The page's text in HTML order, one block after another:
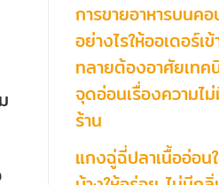
การขายอาหารบนคอ
อย่างไรให้ออเดอร์เ
ทลายต้องอาศัยเท
จุดอ่อนเรื่องความไ
ร้าน
แกงฉู่ฉี่ปลาเนื้ออ่อน